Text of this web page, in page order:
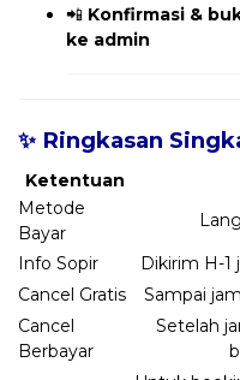
📲 Konfirmasi &
ke admin
✨ Ringkasan
Ketentuan
Metode
Bayar
Info Sopir
Dikirim H-
Cancel Gratis
Sampai
Cancel
Berbayar
Setelah